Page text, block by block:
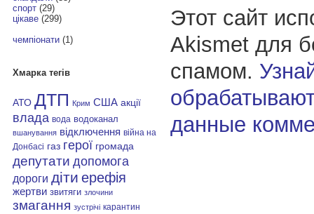
спорт(29)
цікаве(299)
чемпіонати(1)
Хмарка тегів
АТО ДТП Крим США акції
влада вода водоканал
вшанування відключення війна на
Донбасі газ герої громада
депутати допомога
дороги діти ерефія
жертви звитяги злочини
змагання зустрічі карантин
Этот сайт
Akismet для
спамом.
данные